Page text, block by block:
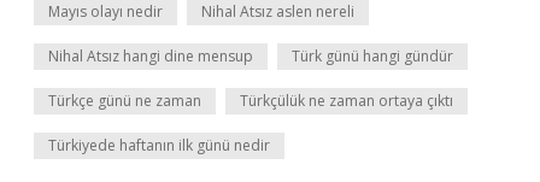
Mayıs olayı nedir Nihal Atsız aslen nereli
Nihal Atsız hangi dine mensup Türk günü hangi gündür
Türkçe günü ne zaman Türkçülük ne zaman ortaya çıktı
Türkiyede haftanın ilk günü nedir